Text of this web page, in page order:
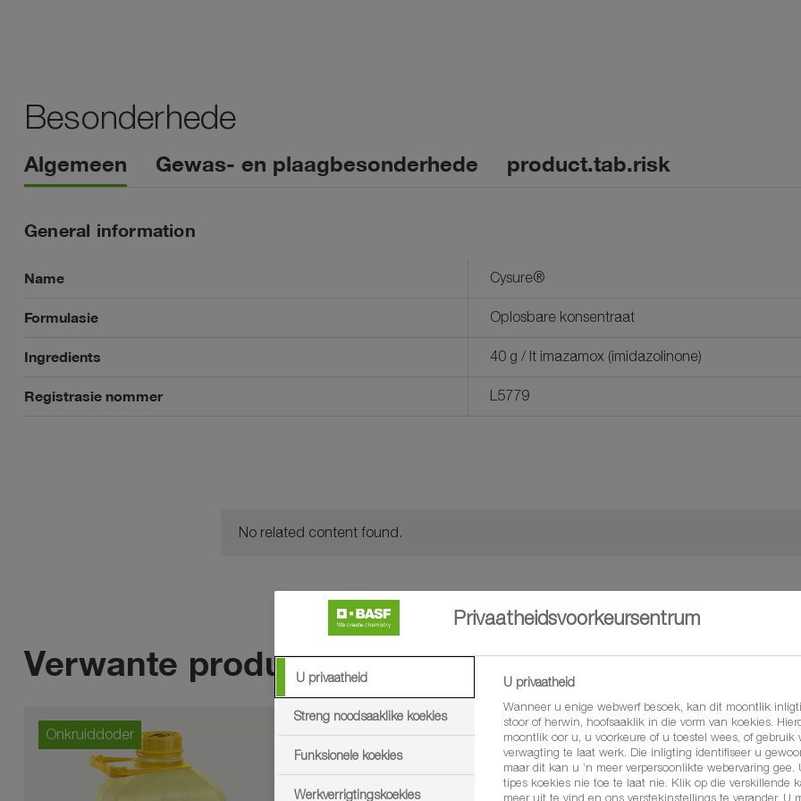
Besonderhede
Algemeen Gewas- en plaagbesonderhede product.tab.risk
General information
Name Cysure®
Formulasie Oplosbare konsentraat
Ingredients 40 g / lt imazamox (imidazolinone)
Registrasie nommer L5779
No related content found.
Verwante produkte
Onkruiddoder Onkruiddoder Onkruiddoder
Privaatheidsvoorkeursentrum
U privaatheid
Streng noodsaaklike koekies
Funksionele koekies
Werkverrigtingskoekies
U privaatheid
Wanneer u enige webwerf besoek, kan dit moontlik
stoor of herwin, hoofsaaklik in die vorm van koekies.
moontlik oor u, u voorkeure of u toestel wees, of gebruik
verwagting te laat werk. Die inligting identifiseer u
maar dit kan u ’n meer verpersoonlikte webervaring gee.
tipes koekies nie toe te laat nie. Klik op die verskillende
meer uit te vind en ons verstekinstellings te verander. U